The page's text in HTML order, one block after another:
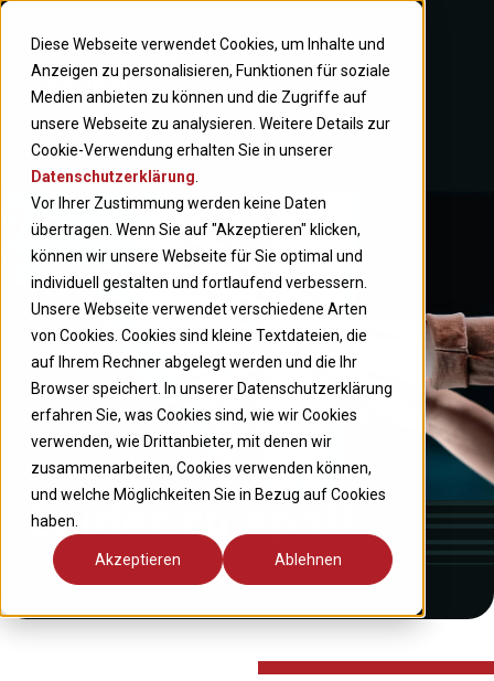
Diese Webseite verwendet Cookies, um Inhalte und
Anzeigen zu personalisieren, Funktionen für soziale
Medien anbieten zu können und die Zugriffe auf
unsere Webseite zu analysieren. Weitere Details zur
Cookie-Verwendung erhalten Sie in unserer
Datenschutzerklärung
Vor Ihrer Zustimmung werden keine Daten
übertragen. Wenn Sie auf "Akzeptieren" klicken,
können wir unsere Webseite für Sie optimal und
individuell gestalten und fortlaufend verbessern.
Unsere Webseite verwendet verschiedene Arten
von Cookies. Cookies sind kleine Textdateien, die
auf Ihrem Rechner abgelegt werden und die Ihr
Browser speichert. In unserer Datenschutzerklärung
erfahren Sie, was Cookies sind, wie wir Cookies
verwenden, wie Drittanbieter, mit denen wir
zusammenarbeiten, Cookies verwenden können,
und welche Möglichkeiten Sie in Bezug auf Cookies
haben.
Akzeptieren Ablehnen
Leider zu spät!